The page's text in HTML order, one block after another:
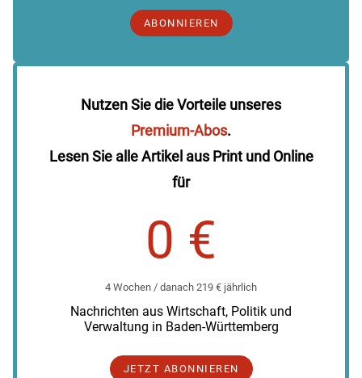
ABONNIEREN
Nutzen Sie die Vorteile unseres
Premium-Abos.
Lesen Sie alle Artikel aus Print und Online
für
0 €
4 Wochen / danach 219 € jährlich
Nachrichten aus Wirtschaft, Politik und
Verwaltung in Baden-Württemberg
JETZT ABONNIEREN